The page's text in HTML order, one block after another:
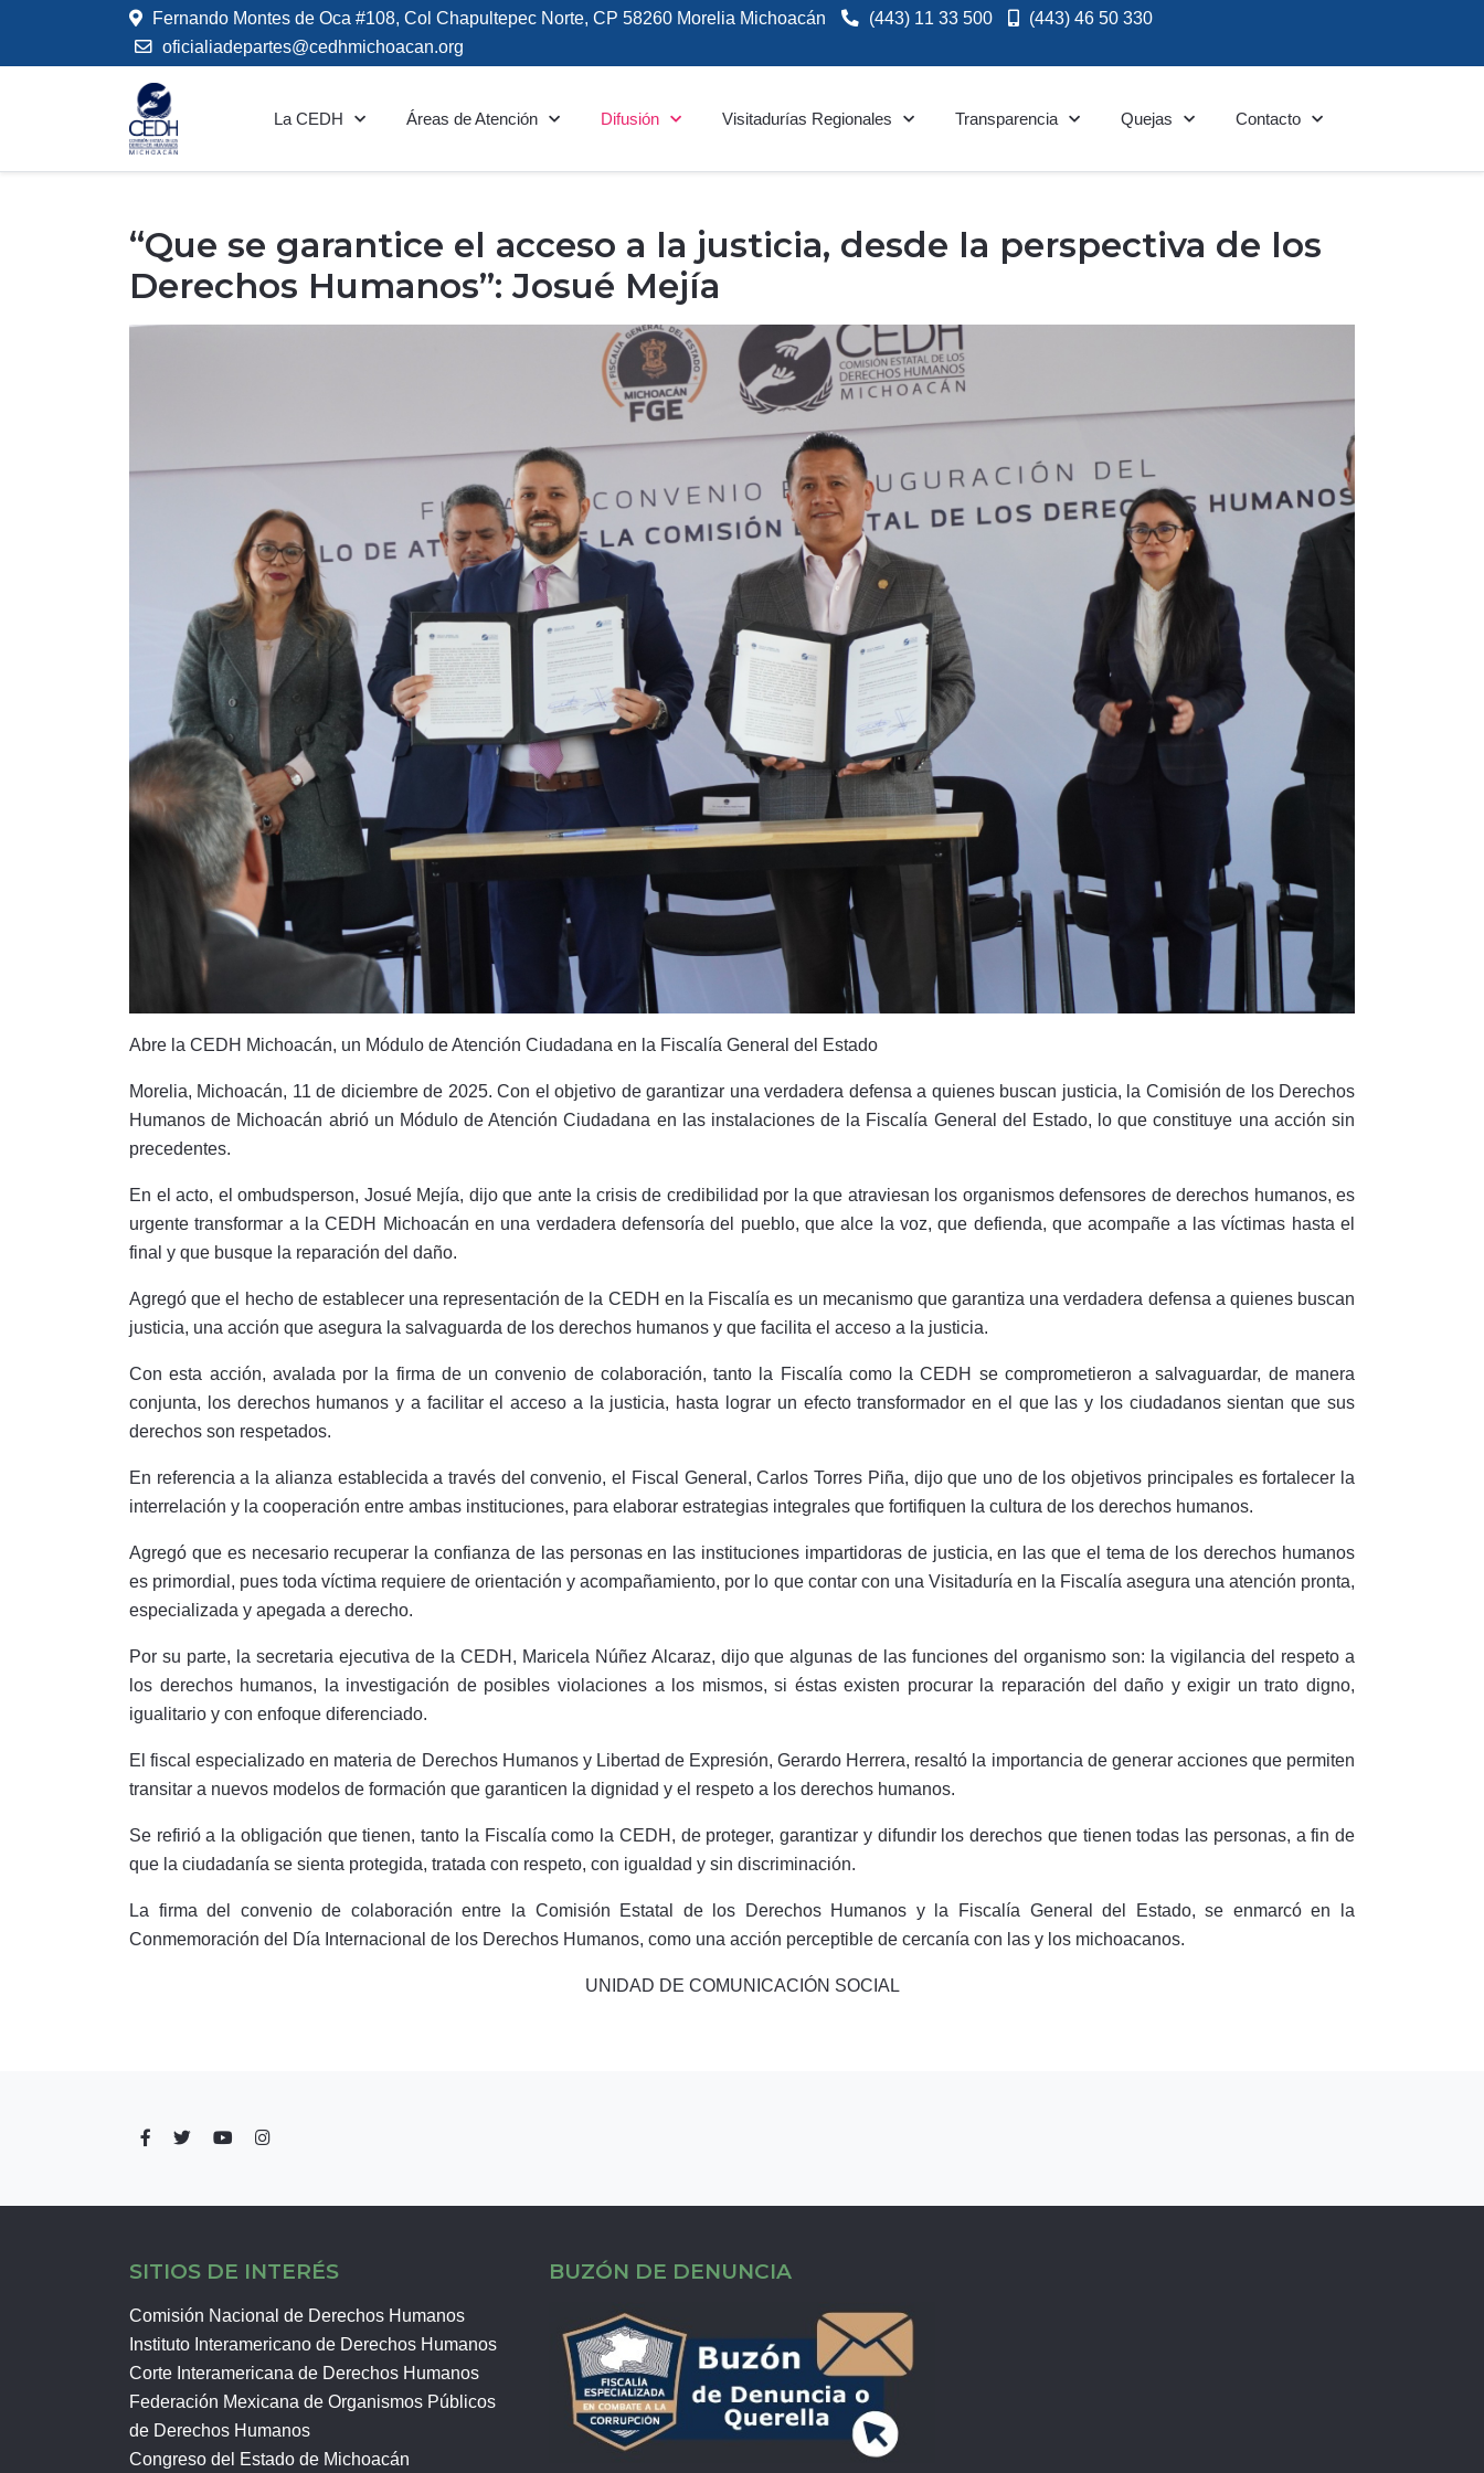
Fernando Montes de Oca #108, Col Chapultepec Norte, CP 58260 Morelia Michoacán (443) 11 33 500
(443) 46 50 330
oficialiadepartes@cedhmichoacan.org
La CEDH Áreas de Atención Difusión Visitadurías Regionales Transparencia Quejas Contacto
“Que se garantice el acceso a la justicia, desde la perspectiva de los
Derechos Humanos”: Josué Mejía
Abre la CEDH Michoacán, un Módulo de Atención Ciudadana en la Fiscalía General del Estado
Morelia, Michoacán, 11 de diciembre de 2025. Con el objetivo de garantizar una verdadera defensa a quienes buscan justicia, la Comisión de los Derechos
Humanos de Michoacán abrió un Módulo de Atención Ciudadana en las instalaciones de la Fiscalía General del Estado, lo que constituye una acción sin
precedentes.
En el acto, el ombudsperson, Josué Mejía, dijo que ante la crisis de credibilidad por la que atraviesan los organismos defensores de derechos humanos, es
urgente transformar a la CEDH Michoacán en una verdadera defensoría del pueblo, que alce la voz, que defienda, que acompañe a las víctimas hasta el
final y que busque la reparación del daño.
Agregó que el hecho de establecer una representación de la CEDH en la Fiscalía es un mecanismo que garantiza una verdadera defensa a quienes buscan
justicia, una acción que asegura la salvaguarda de los derechos humanos y que facilita el acceso a la justicia.
Con esta acción, avalada por la firma de un convenio de colaboración, tanto la Fiscalía como la CEDH se comprometieron a salvaguardar, de manera
conjunta, los derechos humanos y a facilitar el acceso a la justicia, hasta lograr un efecto transformador en el que las y los ciudadanos sientan que sus
derechos son respetados.
En referencia a la alianza establecida a través del convenio, el Fiscal General, Carlos Torres Piña, dijo que uno de los objetivos principales es fortalecer la
interrelación y la cooperación entre ambas instituciones, para elaborar estrategias integrales que fortifiquen la cultura de los derechos humanos.
Agregó que es necesario recuperar la confianza de las personas en las instituciones impartidoras de justicia, en las que el tema de los derechos humanos
es primordial, pues toda víctima requiere de orientación y acompañamiento, por lo que contar con una Visitaduría en la Fiscalía asegura una atención pronta,
especializada y apegada a derecho.
Por su parte, la secretaria ejecutiva de la CEDH, Maricela Núñez Alcaraz, dijo que algunas de las funciones del organismo son: la vigilancia del respeto a
los derechos humanos, la investigación de posibles violaciones a los mismos, si éstas existen procurar la reparación del daño y exigir un trato digno,
igualitario y con enfoque diferenciado.
El fiscal especializado en materia de Derechos Humanos y Libertad de Expresión, Gerardo Herrera, resaltó la importancia de generar acciones que permiten
transitar a nuevos modelos de formación que garanticen la dignidad y el respeto a los derechos humanos.
Se refirió a la obligación que tienen, tanto la Fiscalía como la CEDH, de proteger, garantizar y difundir los derechos que tienen todas las personas, a fin de
que la ciudadanía se sienta protegida, tratada con respeto, con igualdad y sin discriminación.
La firma del convenio de colaboración entre la Comisión Estatal de los Derechos Humanos y la Fiscalía General del Estado, se enmarcó en la
Conmemoración del Día Internacional de los Derechos Humanos, como una acción perceptible de cercanía con las y los michoacanos.
UNIDAD DE COMUNICACIÓN SOCIAL
SITIOS DE INTERÉS
Comisión Nacional de Derechos Humanos
Instituto Interamericano de Derechos Humanos
Corte Interamericana de Derechos Humanos
Federación Mexicana de Organismos Públicos
de Derechos Humanos
Congreso del Estado de Michoacán
BUZÓN DE DENUNCIA